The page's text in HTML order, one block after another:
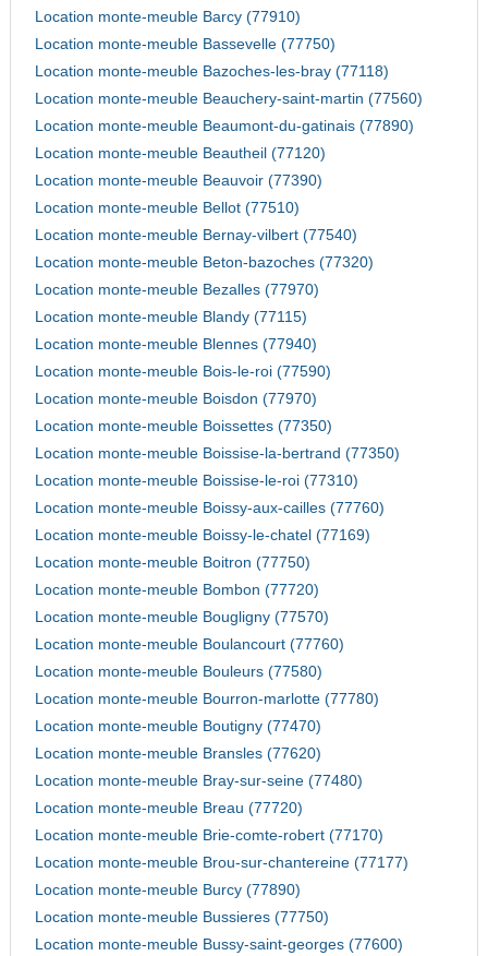
Location monte-meuble Barcy (77910)
Location monte-meuble Bassevelle (77750)
Location monte-meuble Bazoches-les-bray (77118)
Location monte-meuble Beauchery-saint-martin (77560)
Location monte-meuble Beaumont-du-gatinais (77890)
Location monte-meuble Beautheil (77120)
Location monte-meuble Beauvoir (77390)
Location monte-meuble Bellot (77510)
Location monte-meuble Bernay-vilbert (77540)
Location monte-meuble Beton-bazoches (77320)
Location monte-meuble Bezalles (77970)
Location monte-meuble Blandy (77115)
Location monte-meuble Blennes (77940)
Location monte-meuble Bois-le-roi (77590)
Location monte-meuble Boisdon (77970)
Location monte-meuble Boissettes (77350)
Location monte-meuble Boissise-la-bertrand (77350)
Location monte-meuble Boissise-le-roi (77310)
Location monte-meuble Boissy-aux-cailles (77760)
Location monte-meuble Boissy-le-chatel (77169)
Location monte-meuble Boitron (77750)
Location monte-meuble Bombon (77720)
Location monte-meuble Bougligny (77570)
Location monte-meuble Boulancourt (77760)
Location monte-meuble Bouleurs (77580)
Location monte-meuble Bourron-marlotte (77780)
Location monte-meuble Boutigny (77470)
Location monte-meuble Bransles (77620)
Location monte-meuble Bray-sur-seine (77480)
Location monte-meuble Breau (77720)
Location monte-meuble Brie-comte-robert (77170)
Location monte-meuble Brou-sur-chantereine (77177)
Location monte-meuble Burcy (77890)
Location monte-meuble Bussieres (77750)
Location monte-meuble Bussy-saint-georges (77600)